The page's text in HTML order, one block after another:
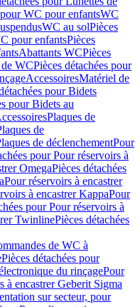
WC pour enfantsWC
WC au solPièces
pour enfantsPièces
Abattants WCPièces
WCPièces détachées pour
AccessoiresMatériel de
pour Bidets
pour Bidets au
Plaques de
de
de déclenchementPour
pour Pour réservoirs à
OmegaPièces détachées
Pour réservoirs à encastrer
à encastrer KappaPour
pour Pour réservoirs à
TwinlinePièces détachées
de WC à
Pièces détachées pour
du rinçagePour
à encastrer Geberit Sigma
sur secteur, pour